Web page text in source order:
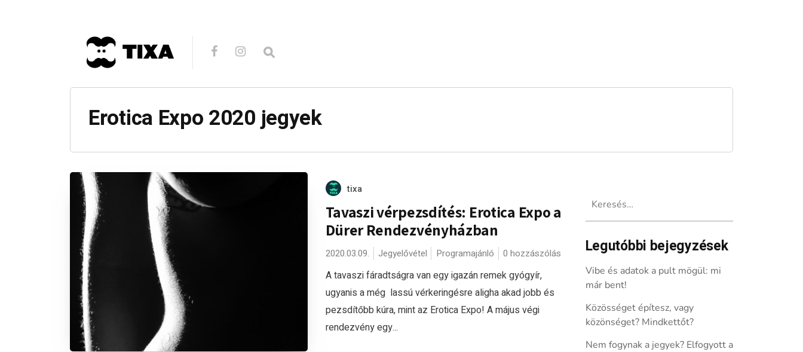
Erotica Expo 2020 jegyek
tixa
Tavaszi vérpezsdítés: Erotica Expo a
Dürer Rendezvényházban
2020.03.09. Jegyelővétel Programajánló 0 hozzászólás
A tavaszi fáradtságra van egy igazán remek gyógyír,
ugyanis a még lassú vérkeringésre aligha akad jobb és
pezsdítőbb kúra, mint az Erotica Expo! A május végi
rendezvény egy...
Legutóbbi bejegyzések
Vibe és adatok a pult mögül: mi
már bent!
Közösséget építesz, vagy
közönséget? Mindkettőt?
Nem fogynak a jegyek? Elfogyott a